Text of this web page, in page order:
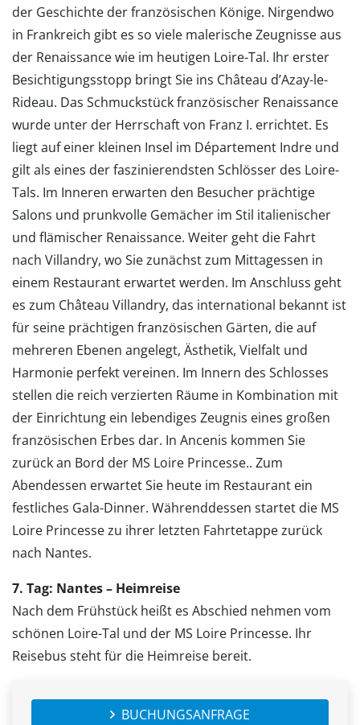
der Geschichte der französischen Könige. Nirgendwo
in Frankreich gibt es so viele malerische Zeugnisse aus
der Renaissance wie im heutigen Loire-Tal. Ihr erster
Besichtigungsstopp bringt Sie ins Château d’Azay-le-
Rideau. Das Schmuckstück französischer Renaissance
wurde unter der Herrschaft von Franz I. errichtet. Es
liegt auf einer kleinen Insel im Département Indre und
gilt als eines der faszinierendsten Schlösser des Loire-
Tals. Im Inneren erwarten den Besucher prächtige
Salons und prunkvolle Gemächer im Stil italienischer
und flämischer Renaissance. Weiter geht die Fahrt
nach Villandry, wo Sie zunächst zum Mittagessen in
einem Restaurant erwartet werden. Im Anschluss geht
es zum Château Villandry, das international bekannt ist
für seine prächtigen französischen Gärten, die auf
mehreren Ebenen angelegt, Ästhetik, Vielfalt und
Harmonie perfekt vereinen. Im Innern des Schlosses
stellen die reich verzierten Räume in Kombination mit
der Einrichtung ein lebendiges Zeugnis eines großen
französischen Erbes dar. In Ancenis kommen Sie
zurück an Bord der MS Loire Princesse.. Zum
Abendessen erwartet Sie heute im Restaurant ein
festliches Gala-Dinner. Währenddessen startet die MS
Loire Princesse zu ihrer letzten Fahrtetappe zurück
nach Nantes.
7. Tag: Nantes – Heimreise
Nach dem Frühstück heißt es Abschied nehmen vom
schönen Loire-Tal und der MS Loire Princesse. Ihr
Reisebus steht für die Heimreise bereit.
BUCHUNGSANFRAGE